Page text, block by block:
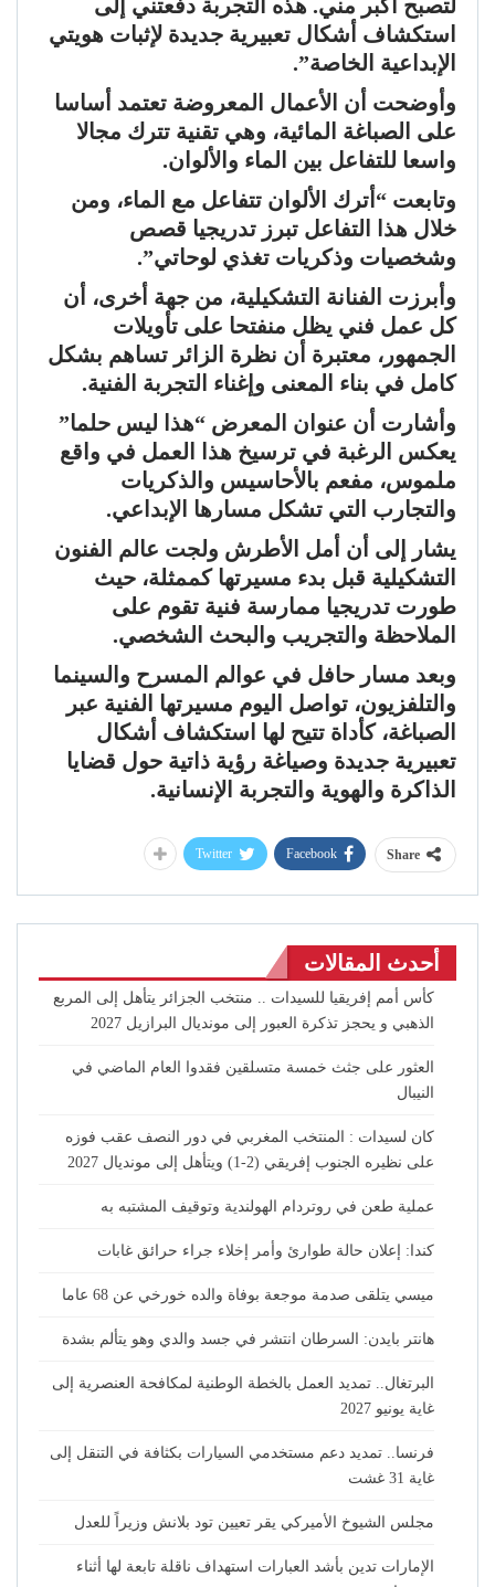
لتصبح أكبر مني. هذه التجربة دفعتني إلى
استكشاف أشكال تعبيرية جديدة لإثبات هويتي
الإبداعية الخاصة”.
وأوضحت أن الأعمال المعروضة تعتمد أساسا
على الصباغة المائية، وهي تقنية تترك مجالا
واسعا للتفاعل بين الماء والألوان.
وتابعت “أترك الألوان تتفاعل مع الماء، ومن
خلال هذا التفاعل تبرز تدريجيا قصص
وشخصيات وذكريات تغذي لوحاتي”.
وأبرزت الفنانة التشكيلية، من جهة أخرى، أن
كل عمل فني يظل منفتحا على تأويلات
الجمهور، معتبرة أن نظرة الزائر تساهم بشكل
كامل في بناء المعنى وإغناء التجربة الفنية.
وأشارت أن عنوان المعرض “هذا ليس حلما”
يعكس الرغبة في ترسيخ هذا العمل في واقع
ملموس، مفعم بالأحاسيس والذكريات
والتجارب التي تشكل مسارها الإبداعي.
يشار إلى أن أمل الأطرش ولجت عالم الفنون
التشكيلية قبل بدء مسيرتها كممثلة، حيث
طورت تدريجيا ممارسة فنية تقوم على
الملاحظة والتجريب والبحث الشخصي.
وبعد مسار حافل في عوالم المسرح والسينما
والتلفزيون، تواصل اليوم مسيرتها الفنية عبر
الصباغة، كأداة تتيح لها استكشاف أشكال
تعبيرية جديدة وصياغة رؤية ذاتية حول قضايا
الذاكرة والهوية والتجربة الإنسانية.
Share
Facebook
Twitter
أحدث المقالات
كأس أمم إفريقيا للسيدات .. منتخب الجزائر يتأهل إلى المربع
الذهبي و يحجز تذكرة العبور إلى مونديال البرازيل 2027
العثور على جثث خمسة متسلقين فقدوا العام الماضي في
النيبال
كان لسيدات : المنتخب المغربي في دور النصف عقب فوزه
على نظيره الجنوب إفريقي (2-1) ويتأهل إلى مونديال 2027
عملية طعن في روتردام الهولندية وتوقيف المشتبه به
كندا: إعلان حالة طوارئ وأمر إخلاء جراء حرائق غابات
ميسي يتلقى صدمة موجعة بوفاة والده خورخي عن 68 عاما
هانتر بايدن: السرطان انتشر في جسد والدي وهو يتألم بشدة
البرتغال.. تمديد العمل بالخطة الوطنية لمكافحة العنصرية إلى
غاية يونيو 2027
فرنسا.. تمديد دعم مستخدمي السيارات بكثافة في التنقل إلى
غاية 31 غشت
مجلس الشيوخ الأميركي يقر تعيين تود بلانش وزيراً للعدل
الإمارات تدين بأشد العبارات استهداف ناقلة تابعة لها أثناء